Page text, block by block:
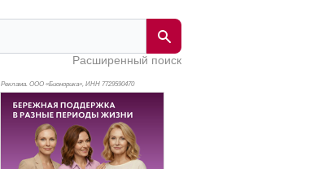
Расширенный поиск
Реклама. ООО «Бионорика», ИНН 7729590470